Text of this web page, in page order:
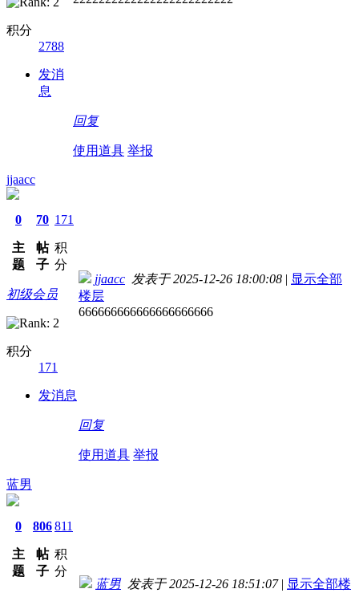
积分
2788
发消
息
回复
使用道具 举报
jjaacc
0
主
题
70
帖
子
171
积
分
初级会员
积分
171
发消息
jjaacc 发表于 2025-12-26 18:00:08 | 显示全部
楼层
666666666666666666666
回复
使用道具 举报
蓝男
0
主
题
806
帖
子
811
积
分
蓝男 发表于 2025-12-26 18:51:07 | 显示全部楼